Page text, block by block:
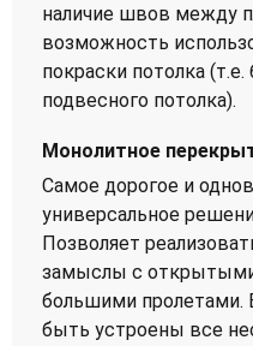
наличие швов между
возможность
покраски потолка
подвесного потолка).
Монолитное
Самое дорогое и
универсальное
Позволяет
замыслы с
большими пролетами.
быть устроены все